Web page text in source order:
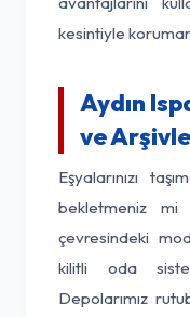
kesintiyle
Aydın
ve
Eşyalarınızı
bekletmeniz
çevresindeki
kilitli oda
Depolarımız